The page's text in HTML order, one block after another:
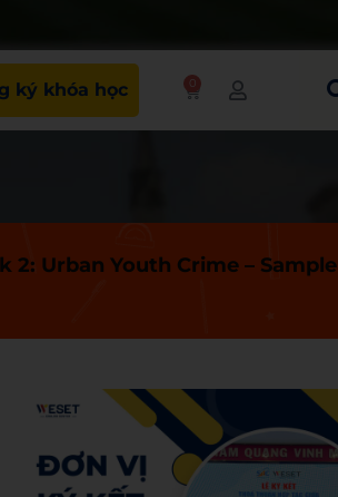
ký khóa học 0
2: Urban Youth Crime – Sample